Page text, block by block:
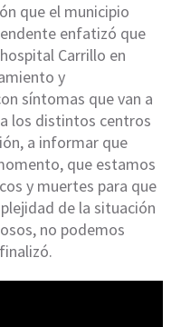
que el municipio
enfatizó que
Carrillo en
y
síntomas que van a
los distintos centros
a informar que
que estamos
y muertes para que
de la situación
no podemos